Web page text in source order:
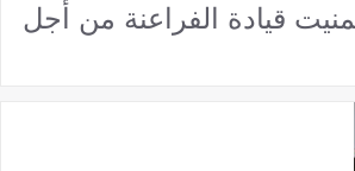
قيادة الفراعنة من أجل